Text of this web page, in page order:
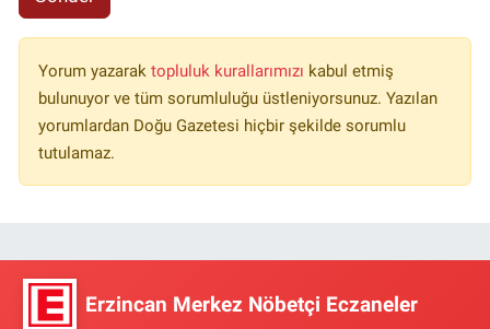
Yorum yazarak topluluk kurallarımızı kabul etmiş
bulunuyor ve tüm sorumluluğu üstleniyorsunuz. Yazılan
yorumlardan Doğu Gazetesi hiçbir şekilde sorumlu
tutulamaz.
Erzincan Merkez Nöbetçi Eczaneler